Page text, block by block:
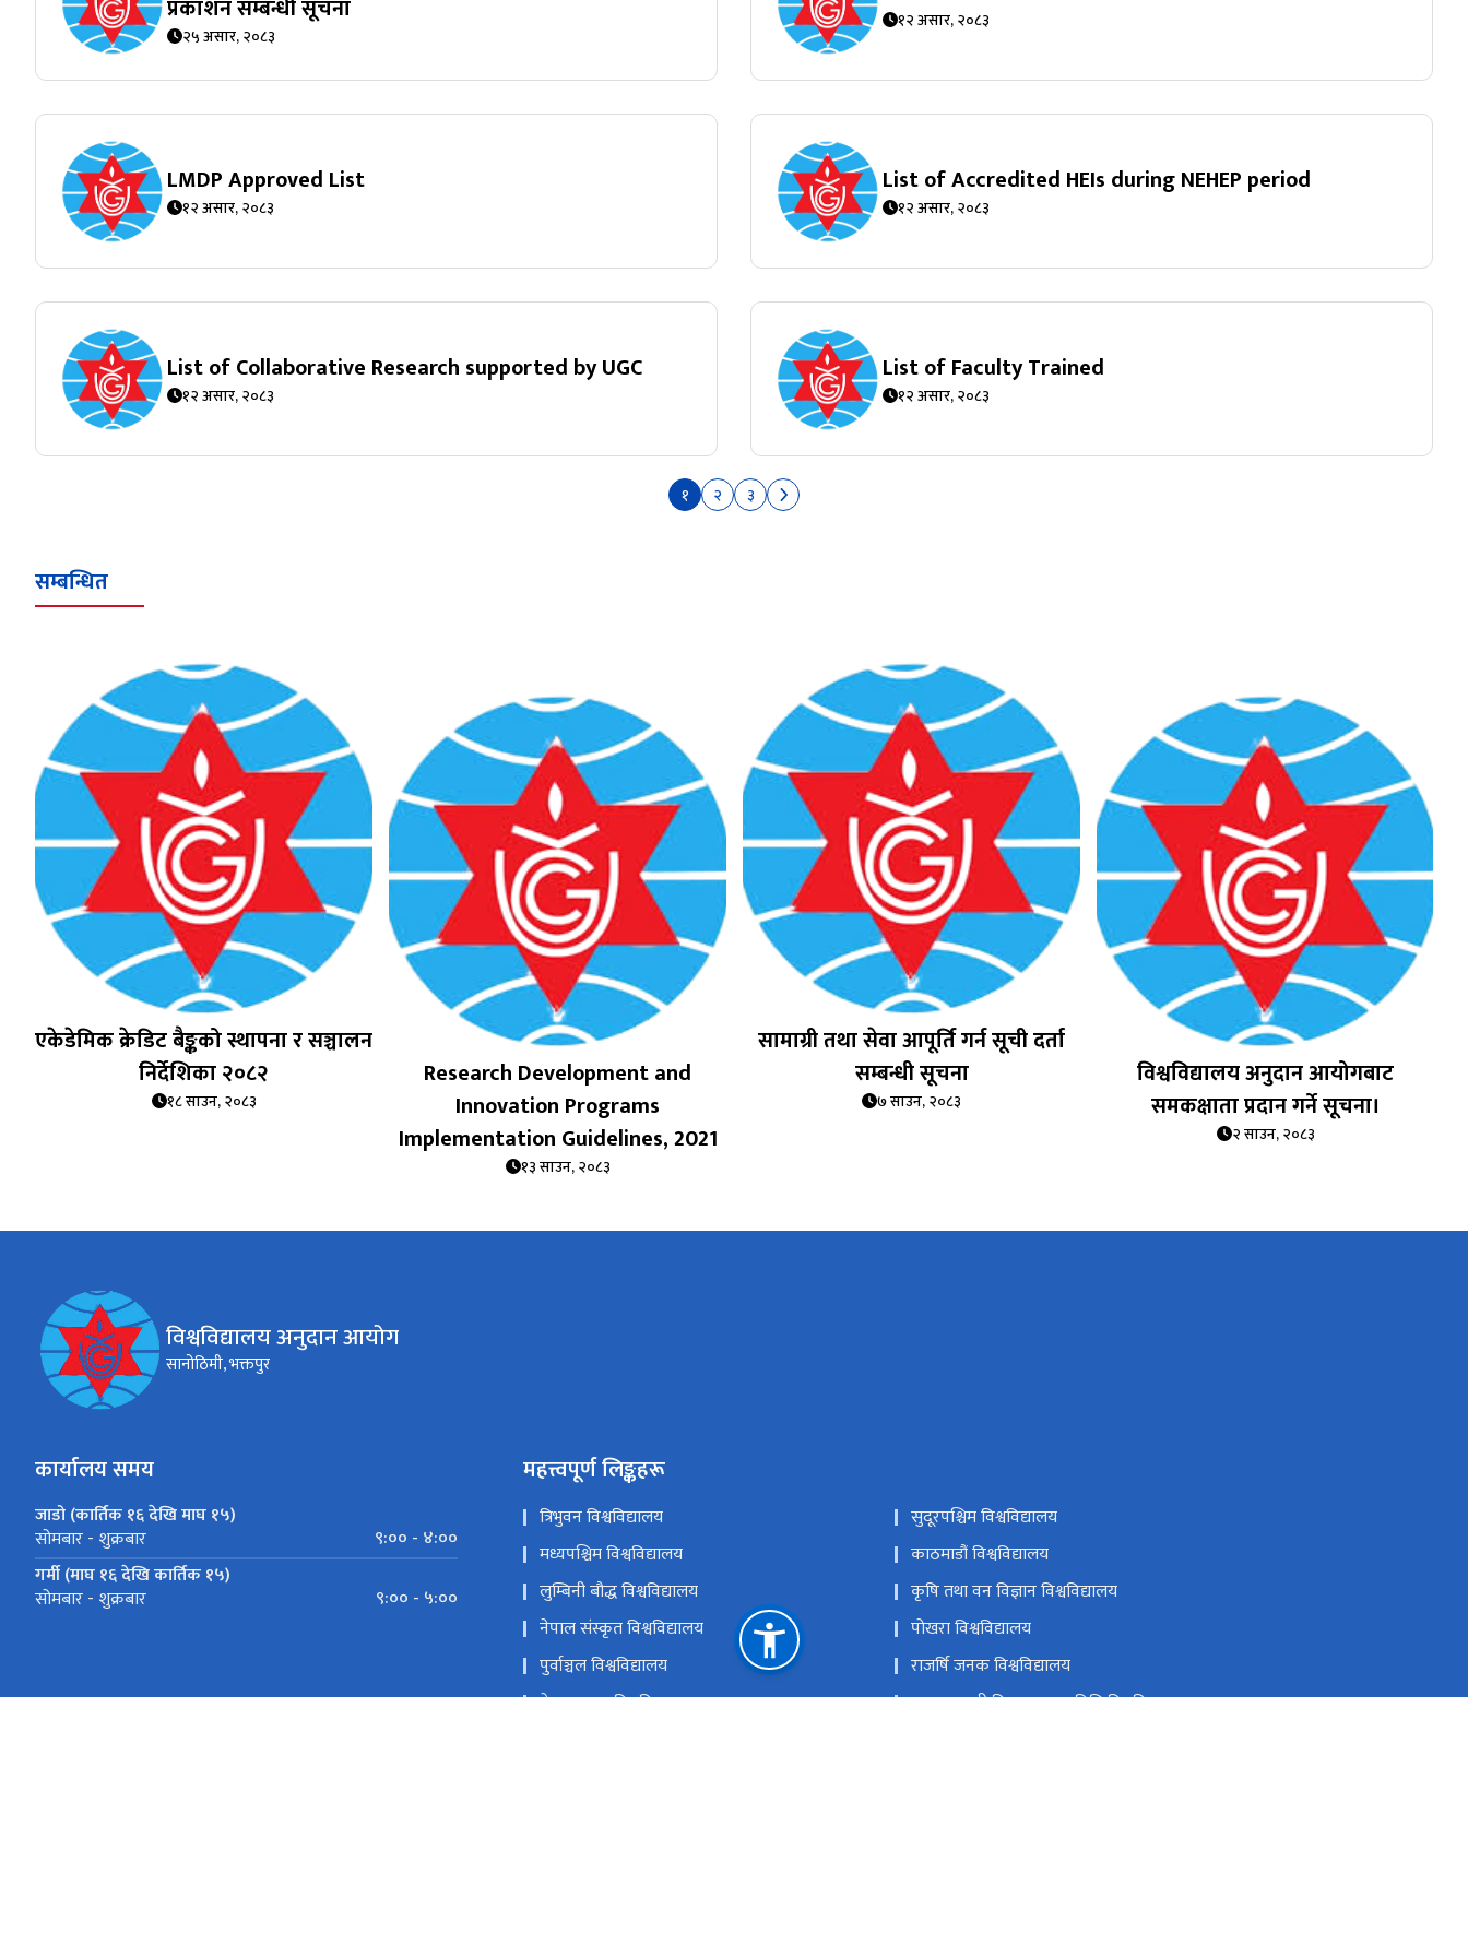
प्रकाशन सम्बन्धी सूचना
२५ असार, २०८३
१२ असार, २०८३
LMDP Approved List
१२ असार, २०८३
List of Accredited HEIs during NEHEP period
१२ असार, २०८३
List of Collaborative Research supported by UGC
१२ असार, २०८३
List of Faculty Trained
१२ असार, २०८३
१ २ ३
सम्बन्धित
एकेडेमिक क्रेडिट बैङ्कको स्थापना र सञ्चालन
निर्देशिका २०८२
१८ साउन, २०८३
Research Development and
Innovation Programs
Implementation Guidelines, 2021
१३ साउन, २०८३
सामाग्री तथा सेवा आपूर्ति गर्न सूची दर्ता
सम्बन्धी सूचना
७ साउन, २०८३
विश्वविद्यालय अनुदान आयोगबाट
समकक्षाता प्रदान गर्ने सूचना।
२ साउन, २०८३
विश्वविद्यालय अनुदान आयोग
सानोठिमी, भक्तपुर
कार्यालय समय
जाडो (कार्तिक १६ देखि माघ १५)
सोमबार - शुक्रबार
९:०० - ४:००
गर्मी (माघ १६ देखि कार्तिक १५)
सोमबार - शुक्रबार ९:०० - ५:००
महत्त्वपूर्ण लिङ्कहरू
त्रिभुवन विश्वविद्यालय
सुदूरपश्चिम विश्वविद्यालय
मध्यपश्चिम विश्वविद्यालय
काठमाडौं विश्वविद्यालय
लुम्बिनी बौद्ध विश्वविद्यालय
कृषि तथा वन विज्ञान विश्वविद्यालय
नेपाल संस्कृत विश्वविद्यालय
पोखरा विश्वविद्यालय
पुर्वाञ्चल विश्वविद्यालय
राजर्षि जनक विश्वविद्यालय
नेपाल खुला विश्वविद्यालय
मदन भण्डारी विज्ञान तथा प्रविधि विश्वविद्यालय